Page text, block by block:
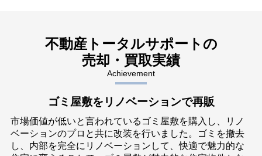
不動産トータルサポートの
売却・買取実績
Achievement
ゴミ屋敷をリノベーションで再販
市場価値が低いと⾔われているゴミ屋敷を購⼊し、リノ
ベーションのプロと共に改装を⾏いました。ゴミを撤去
し、内部を完全にリノベーションして、快適で魅⼒的な